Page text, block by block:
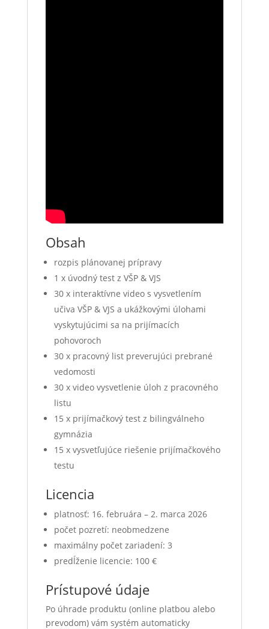
Obsah
rozpis plánovanej prípravy
1 x úvodný test z VŠP & VJS
30 x interaktívne video s vysvetlením
učiva VŠP & VJS a ukážkovými úlohami
vyskytujúcimi sa na prijímacích
pohovoroch
30 x pracovný list preverujúci prebrané
vedomosti
30 x video vysvetlenie úloh z pracovného
listu
15 x prijímačkový test z bilingválneho
gymnázia
15 x vysvetľujúce riešenie prijímačkového
testu
Licencia
platnosť: 16. februára – 2. marca 2026
počet pozretí: neobmedzene
maximálny počet zariadení: 3
predĺženie licencie: 100 €
Prístupové údaje
Po úhrade produktu (online platbou alebo
prevodom) vám systém automaticky